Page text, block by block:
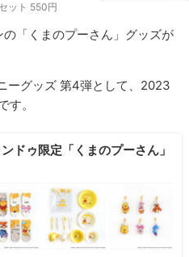
ット 550円
「くまのプーさん」グッズが
ーグッズ 第4弾として、2023
。
ドゥ限定「くまのプーさん」